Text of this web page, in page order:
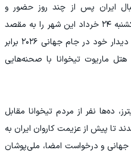
ایران پس از چند روز حضور و
آماده‌سازی در تیخوانای مکزیک، روز یکشنبه ۲۴ خرداد این شهر را به مقصد
لس‌آنجلس ترک کرد تا آماده نخستین دیدار خود در جام جهانی ۲۰۲۶ برابر
هتل ماریوت تیخوانا با صحنه‌هایی
ده‌ها نفر از مردم تیخوانا مقابل
تا پیش از عزیمت کاروان ایران به
جهانی و درخواست امضا، ملی‌پوشان